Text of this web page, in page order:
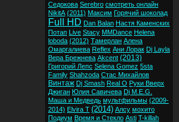
Седокова Serebro смотреть онлайн
NikitA (2011) Максим Горячий шоколад
Full HD Dan Balan Настя Каменских
Потап Live Stacy MMDance Helena
loboda (2012) Тамерлан Алена
Омаргалиева Reflex Ани Лорак Dj Layla
Вера Брежнева Akcent (2013)
Григорий Лепс Selena Gomez 5sta
Family Shahzoda Стас Михайлов
Винтаж Dj Smash Real O Руки Вверх
Джиган Юлия Савичева Dj M.E.G.
Маша и Медведь мультфильмы (2009-
2014) Elvira T (2014) Алсу мохито
Подиум Время и Стекло Asti T-killah